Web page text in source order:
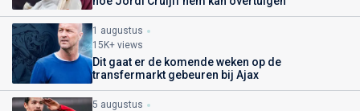
1 augustus
15K+ views
Dit gaat er de komende weken op de
transfermarkt gebeuren bij Ajax
5 augustus